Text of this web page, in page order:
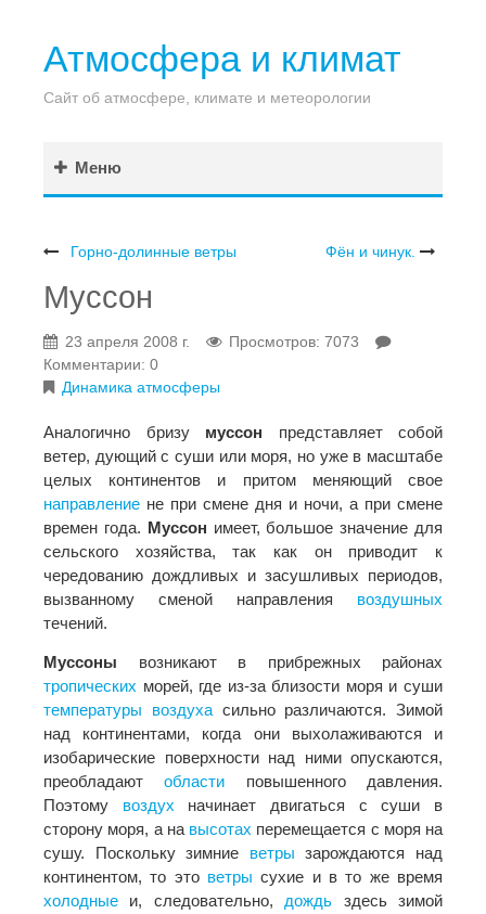
Атмосфера и климат
Сайт об атмосфере, климате и метеорологии
Меню
Горно-долинные ветры Фён и чинук.
Муссон
23 апреля 2008 г.
Просмотров: 7073
Комментарии: 0
Динамика атмосферы
Аналогично бризу муссон представляет собой
ветер, дующий с суши или моря, но уже в масштабе
целых континентов и притом меняющий свое
направление не при смене дня и ночи, а при смене
времен года. Муссон имеет, большое значение для
сельского хозяйства, так как он приводит к
чередованию дождливых и засушливых периодов,
вызванному сменой направления воздушных
течений.
Муссоны возникают в прибрежных районах
тропических морей, где из-за близости моря и суши
температуры
воздухасильно различаются. Зимой
над континентами, когда они выхолаживаются и
изобарические поверхности над ними опускаются,
преобладаютобласти повышенного давления.
Поэтому воздух начинает двигаться с суши в
сторону моря, а на высотах перемещается с моря на
сушу. Поскольку зимние ветры зарождаются над
континентом, то это ветры сухие и в то же время
холодные и, следовательно, дождь здесь зимой